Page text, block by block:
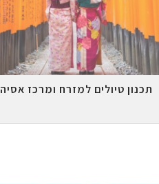
תכנון טיולים למזרח ומרכז אסיה